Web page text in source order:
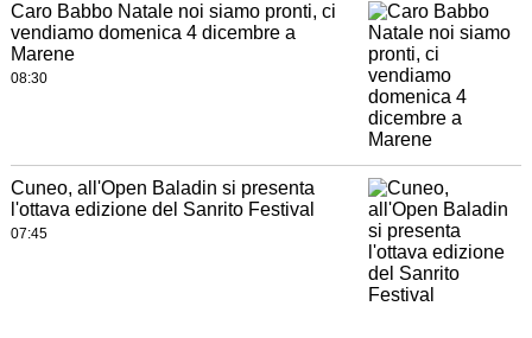
Caro Babbo Natale noi siamo pronti, ci
vendiamo domenica 4 dicembre a
Marene
08:30
Cuneo, all'Open Baladin si presenta
l'ottava edizione del Sanrito Festival
07:45